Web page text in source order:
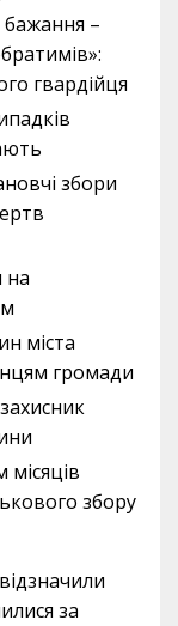
–
гвардійця
збори
на
міста
громади
збору
за